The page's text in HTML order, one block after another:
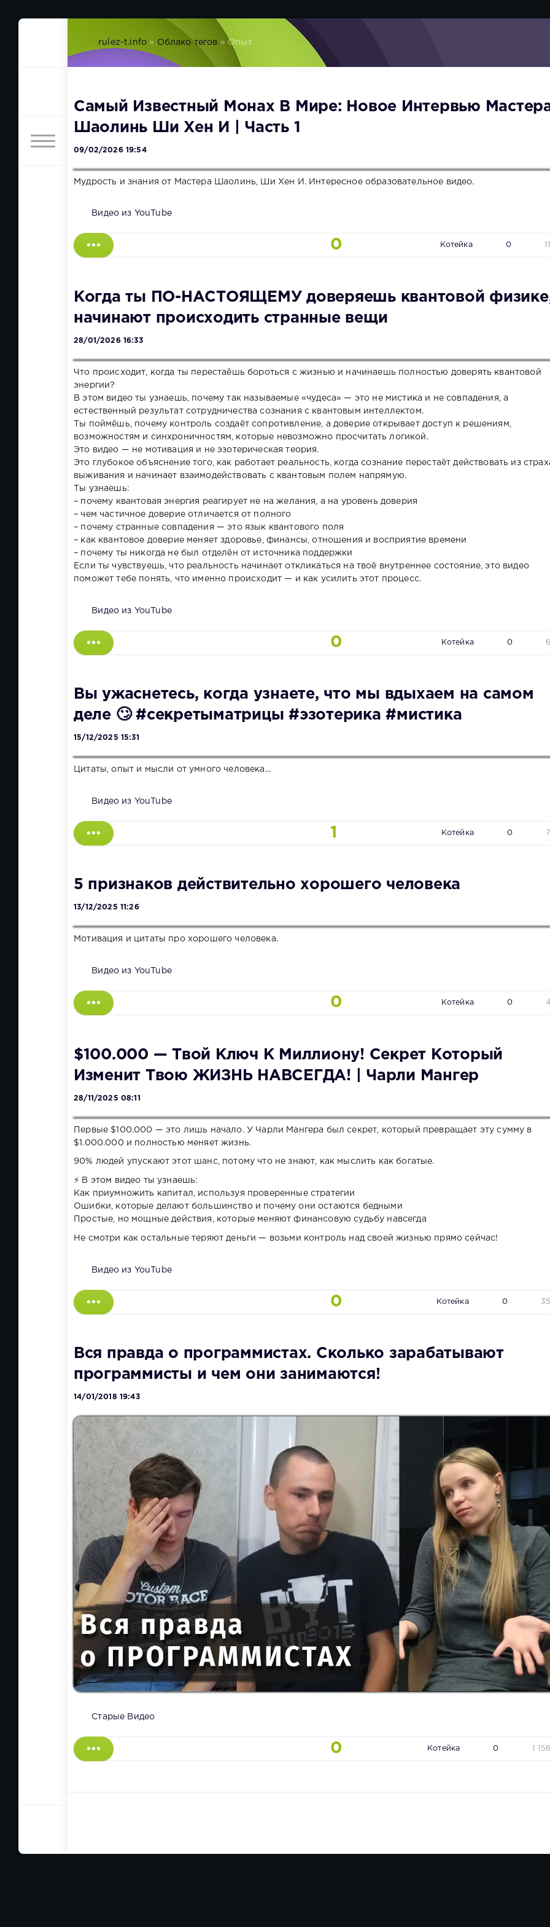
rulez-t.info » Облако тегов » Опыт
Самый Известный Монах В Мире: Новое Интервью
Шаолинь Ши Хен И | Часть 1
09/02/2026 19:54
Мудрость и знания от Мастера Шаолинь, Ши Хен И. Интересное образовательное видео.
Видео из YouTube
0 Котейка 0
Когда ты ПО-НАСТОЯЩЕМУ доверяешь квантовой
начинают происходить странные вещи
28/01/2026 16:33
Что происходит, когда ты перестаёшь бороться с жизнью и начинаешь полностью доверять квантовой
энергии?
В этом видео ты узнаешь, почему так называемые «чудеса» — это не мистика и не совпадения, а
естественный результат сотрудничества сознания с квантовым интеллектом.
Ты поймёшь, почему контроль создаёт сопротивление, а доверие открывает доступ к решениям,
возможностям и синхроничностям, которые невозможно просчитать логикой.
Это видео — не мотивация и не эзотерическая теория.
Это глубокое объяснение того, как работает реальность, когда сознание перестаёт действовать из
выживания и начинает взаимодействовать с квантовым полем напрямую.
Ты узнаешь:
– почему квантовая энергия реагирует не на желания, а на уровень доверия
– чем частичное доверие отличается от полного
– почему странные совпадения — это язык квантового поля
– как квантовое доверие меняет здоровье, финансы, отношения и восприятие времени
– почему ты никогда не был отделён от источника поддержки
Если ты чувствуешь, что реальность начинает откликаться на твоё внутреннее состояние, это видео
поможет тебе понять, что именно происходит — и как усилить этот процесс.
Видео из YouTube
0 Котейка 0
Вы ужаснетесь, когда узнаете, что мы вдыхаем на самом
деле 🙄 #секретыматрицы #эзотерика #мистика
15/12/2025 15:31
Цитаты, опыт и мысли от умного человека...
Видео из YouTube
1 Котейка 0
5 признаков действительно хорошего человека
13/12/2025 11:26
Мотивация и цитаты про хорошего человека.
Видео из YouTube
0 Котейка 0
$100.000 — Твой Ключ К Миллиону! Секрет Который
Изменит Твою ЖИЗНЬ НАВСЕГДА! | Чарли Мангер
28/11/2025 08:11
Первые $100.000 — это лишь начало. У Чарли Мангера был секрет, который превращает эту сумму в
$1.000.000 и полностью меняет жизнь.
90% людей упускают этот шанс, потому что не знают, как мыслить как богатые.
⚡ В этом видео ты узнаешь:
Как приумножить капитал, используя проверенные стратегии
Ошибки, которые делают большинство и почему они остаются бедными
Простые, но мощные действия, которые меняют финансовую судьбу навсегда
Не смотри как остальные теряют деньги — возьми контроль над своей жизнью прямо сейчас!
Видео из YouTube
0 Котейка 0
Вся правда о программистах. Сколько зарабатывают
программисты и чем они занимаются!
14/01/2018 19:43
Старые Видео
0 Котейка 0 1